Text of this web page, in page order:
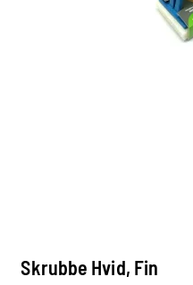
Skrubbe Hvid, Fin